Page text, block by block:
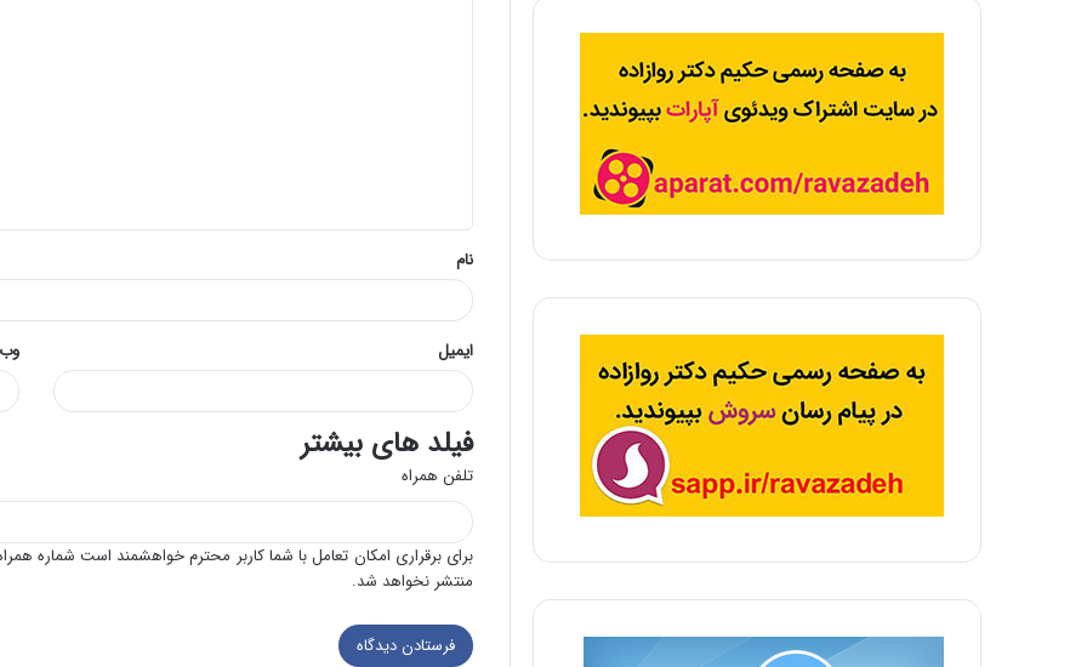
*
نام
ایمیل
فیلد های بیشتر
تلفن همراه
برای برقراری امکان تعامل با شما کاربر محترم خواهشمند است شماره
منتشر نخواهد شد.